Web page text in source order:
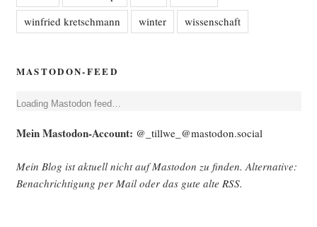
winfried kretschmann
winter wissenschaft
MASTODON-FEED
Loa­ding Mast­o­don feed…
Mein Mast­o­don-Account: @_tillwe_@mastodon.social
Mein Blog ist aktu­ell nicht auf Mast­o­don zu fin­den. Alter­na­ti­ve:
Benach­rich­ti­gung per Mail oder das gute alte RSS.